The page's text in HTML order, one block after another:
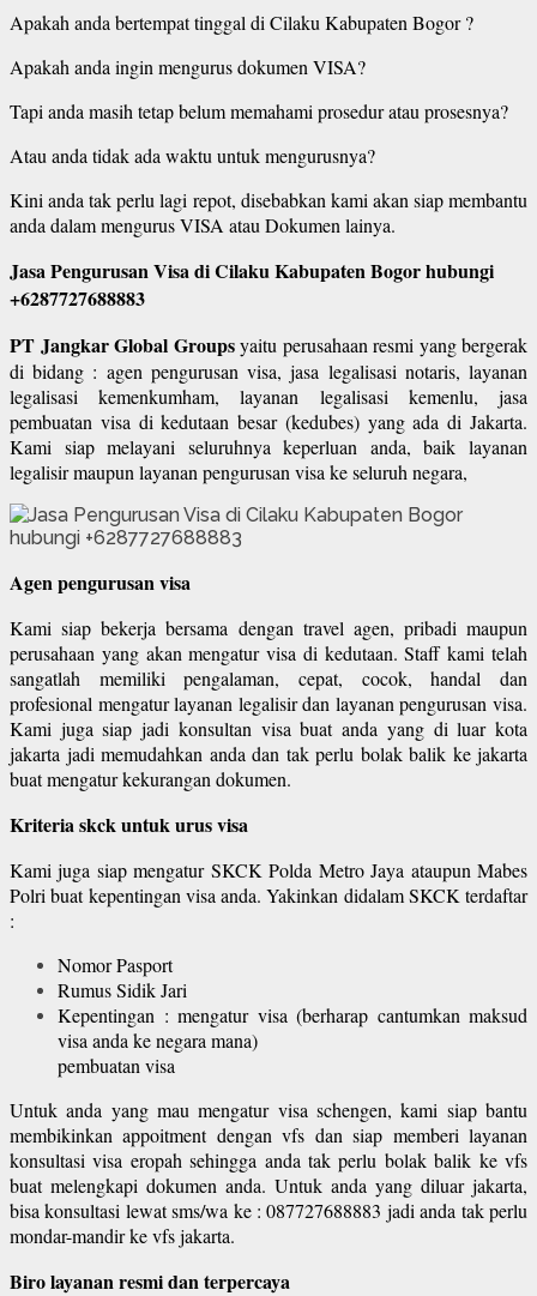
Apakah anda bertempat tinggal di Cilaku Kabupaten Bogor ?
Apakah anda ingin mengurus dokumen VISA?
Tapi anda masih tetap belum memahami prosedur atau prosesnya?
Atau anda tidak ada waktu untuk mengurusnya?
Kini anda tak perlu lagi repot, disebabkan kami akan siap membantu
anda dalam mengurus VISA atau Dokumen lainya.
Jasa Pengurusan Visa di Cilaku Kabupaten Bogor hubungi
+6287727688883
PT Jangkar Global Groupsyaitu perusahaan resmi yang bergerak
di bidang : agen pengurusan visa, jasa legalisasi notaris, layanan
legalisasi kemenkumham, layanan legalisasi kemenlu, jasa
pembuatan visa di kedutaan besar (kedubes) yang ada di Jakarta.
Kami siap melayani seluruhnya keperluan anda, baik layanan
legalisir maupun layanan pengurusan visa ke seluruh negara,
Agen pengurusan visa
Kami siap bekerja bersama dengan travel agen, pribadi maupun
perusahaan yang akan mengatur visa di kedutaan. Staff kami telah
sangatlah memiliki pengalaman, cepat, cocok, handal dan
profesional mengatur layanan legalisir dan layanan pengurusan visa.
Kami juga siap jadi konsultan visa buat anda yang di luar kota
jakarta jadi memudahkan anda dan tak perlu bolak balik ke jakarta
buat mengatur kekurangan dokumen.
Kriteria skck untuk urus visa
Kami juga siap mengatur SKCK Polda Metro Jaya ataupun Mabes
Polri buat kepentingan visa anda. Yakinkan didalam SKCK terdaftar
:
Nomor Pasport
Rumus Sidik Jari
Kepentingan : mengatur visa (berharap cantumkan maksud
visa anda ke negara mana)
pembuatan visa
Untuk anda yang mau mengatur visa schengen, kami siap bantu
membikinkan appoitment dengan vfs dan siap memberi layanan
konsultasi visa eropah sehingga anda tak perlu bolak balik ke vfs
buat melengkapi dokumen anda. Untuk anda yang diluar jakarta,
bisa konsultasi lewat sms/wa ke : 087727688883 jadi anda tak perlu
mondar-mandir ke vfs jakarta.
Biro layanan resmi dan terpercaya